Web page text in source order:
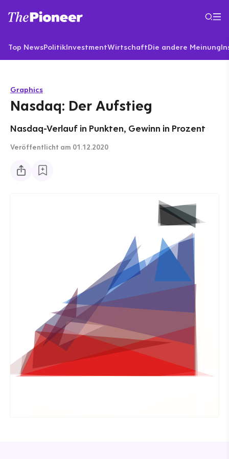
Top NewsPolitikInvestmentWirtschaftDie andere Meinung
Graphics
Nasdaq: Der Aufstieg
Nasdaq-Verlauf in Punkten, Gewinn in Prozent
Veröffentlicht am 01.12.2020